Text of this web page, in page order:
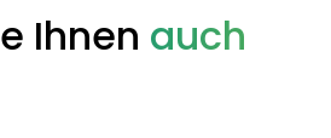
Ihnen auch